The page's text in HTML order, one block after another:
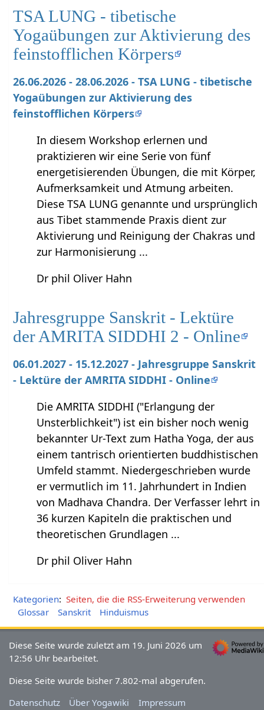
TSA LUNG - tibetische
Yogaübungen zur Aktivierung des
feinstofflichen Körpers
26.06.2026 - 28.06.2026 - TSA LUNG - tibetische
Yogaübungen zur Aktivierung des
feinstofflichen Körpers
In diesem Workshop erlernen und
praktizieren wir eine Serie von fünf
energetisierenden Übungen, die mit Körper,
Aufmerksamkeit und Atmung arbeiten.
Diese TSA LUNG genannte und ursprünglich
aus Tibet stammende Praxis dient zur
Aktivierung und Reinigung der Chakras und
zur Harmonisierung ...
Dr phil Oliver Hahn
Jahresgruppe Sanskrit - Lektüre
der AMRITA SIDDHI 2 - Online
06.01.2027 - 15.12.2027 - Jahresgruppe Sanskrit
- Lektüre der AMRITA SIDDHI - Online
Die AMRITA SIDDHI ("Erlangung der
Unsterblichkeit") ist ein bisher noch wenig
bekannter Ur-Text zum Hatha Yoga, der aus
einem tantrisch orientierten buddhistischen
Umfeld stammt. Niedergeschrieben wurde
er vermutlich im 11. Jahrhundert in Indien
von Madhava Chandra. Der Verfasser lehrt in
36 kurzen Kapiteln die praktischen und
theoretischen Grundlagen ...
Dr phil Oliver Hahn
Kategorien: Seiten, die die RSS-Erweiterung verwenden
Glossar
Sanskrit Hinduismus
Diese Seite wurde zuletzt am 19. Juni 2026 um
12:56 Uhr bearbeitet.
Diese Seite wurde bisher 7.802-mal abgerufen.
Datenschutz
Über Yogawiki Impressum